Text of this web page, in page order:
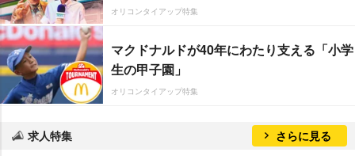
オリコンタイアップ特集
マクドナルドが40年にわたり支える「小学
生の甲子園」
オリコンタイアップ特集
求人特集 さらに見る